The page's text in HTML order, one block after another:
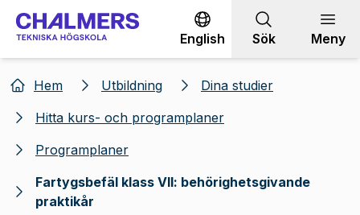
Gå till innehållet
English Sök Meny
Hem Utbildning
Dina studier
Hitta kurs- och programplaner
Programplaner
Fartygsbefäl klass VII: behörighetsgivande
praktikår